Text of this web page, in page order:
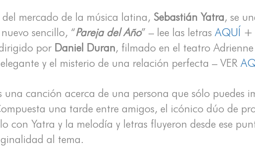
mercado de la música latina, Sebastián Yatra, se
sencillo, “Pareja del Año” – lee las letrasAQUÍ +
por Daniel Duran, filmado en el teatro
y el misterio de una relación perfecta – VER
una canción acerca de una persona que sólo puedes
una tarde entre amigos, el icónico dúo de
con Yatra y la melodía y letras fluyeron desde ese
al tema.